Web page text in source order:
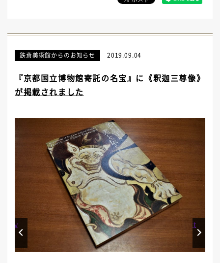
鉄斎美術館からのお知らせ 2019.09.04
『京都国立博物館寄託の名宝』に《釈迦三尊像》
が掲載されました
Prev Next